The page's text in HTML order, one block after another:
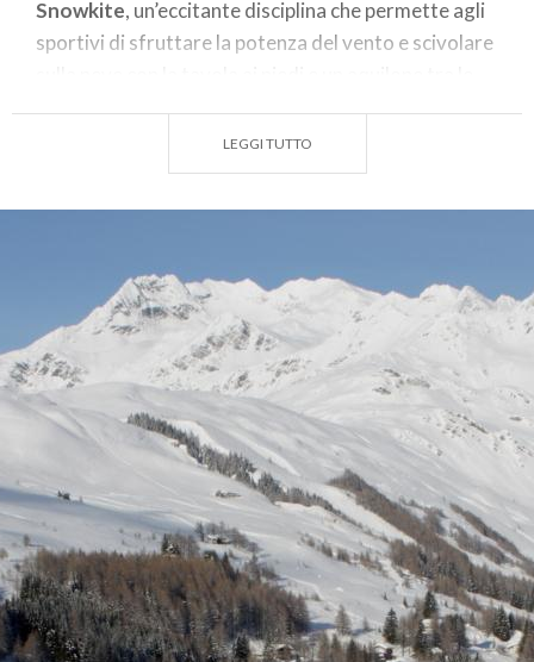
Snowkite, un’eccitante disciplina che permette agli
sportivi di sfruttare la potenza del vento e scivolare
Gli appassionati del freestyle possono accedere allo
si svolgono gare sia a livello nazionale che
internazionale, “Kikers Rails”, il luogo dove far
scorrere la tavola sulle ringhiere mantenendo
l'equilibrio e “Jumps” , dove poter fare salti sempre
più difficili e spettacolari. Madesimo è anche una
destinazione ideale perle ciaspolate, sia diurne che
notturne, sotto la guida di esperti. Anche fuori pista,
da sempre un must in Valle Spluga.
Potrai assaggiare iprodotti tipicidella
Valchiavenna: la bresaola, il violino di capra, i
formaggi come il Bitto e la Magnoca e gli imperdibili
biscottini di Prosto, fatti di farina, zucchero e burro,
LEGGI TUTTO